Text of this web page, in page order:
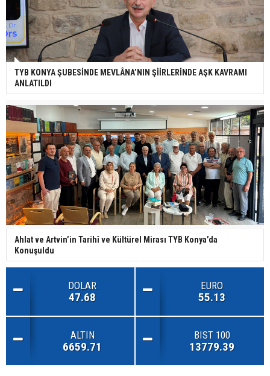
TYB KONYA ŞUBESİNDE MEVLÂNA’NIN ŞİİRLERİNDE AŞK KAVRAMI
ANLATILDI
Ahlat ve Artvin’in Tarihî ve Kültürel Mirası TYB Konya’da
Konuşuldu
DOLAR
47.68
EURO
55.13
ALTIN
6659.71
BIST 100
13779.39